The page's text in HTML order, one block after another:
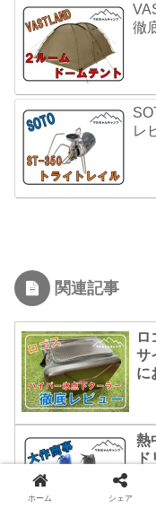
徹
レ
関連記事
ロ
サ
に
熱
ホーム シェア